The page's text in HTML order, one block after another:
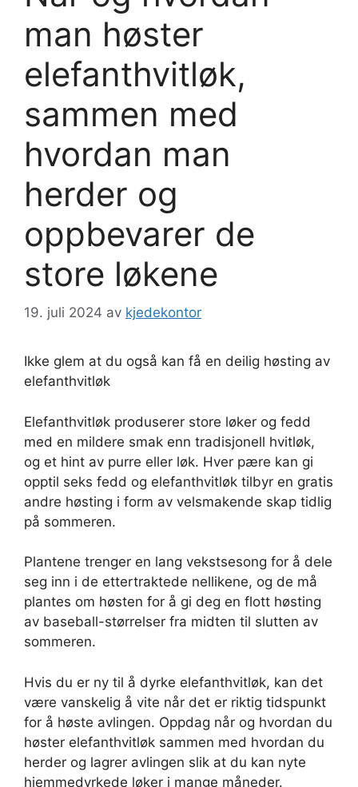
man høster
elefanthvitløk,
sammen med
hvordan man
herder og
oppbevarer de
store løkene
19. juli 2024 av kjedekontor
Ikke glem at du også kan få en deilig høsting av
elefanthvitløk
Elefanthvitløk produserer store løker og fedd
med en mildere smak enn tradisjonell hvitløk,
og et hint av purre eller løk. Hver pære kan gi
opptil seks fedd og elefanthvitløk tilbyr en gratis
andre høsting i form av velsmakende skap tidlig
på sommeren.
Plantene trenger en lang vekstsesong for å dele
seg inn i de ettertraktede nellikene, og de må
plantes om høsten for å gi deg en flott høsting
av baseball-størrelser fra midten til slutten av
sommeren.
Hvis du er ny til å dyrke elefanthvitløk, kan det
være vanskelig å vite når det er riktig tidspunkt
for å høste avlingen. Oppdag når og hvordan du
høster elefanthvitløk sammen med hvordan du
herder og lagrer avlingen slik at du kan nyte
hjemmedyrkede løker i mange måneder.